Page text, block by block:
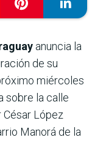
anuncia la
de su
miércoles
sobre la calle
César López
Manorá de la